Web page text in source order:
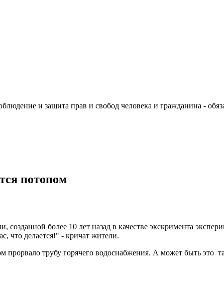
и защита прав и свобод человека и гражданина -
потопом
более 10 лет назад в качестве экскримента
что делается!" - кричат жители.
прорвало трубу горячего водоснабжения. А может быть это